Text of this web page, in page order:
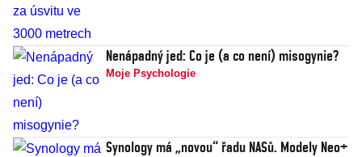
Nenápadný jed: Co je (a co není) misogynie?
Moje Psychologie
Synology má „novou“ řadu NASů. Modely Neo+